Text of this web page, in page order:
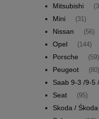
Mitsubishi
Mini (31)
Nissan (56)
Opel (144)
Porsche (59)
Peugeot (80)
Saab 9-3 /9-5
Seat (95)
Skoda / Śkoda